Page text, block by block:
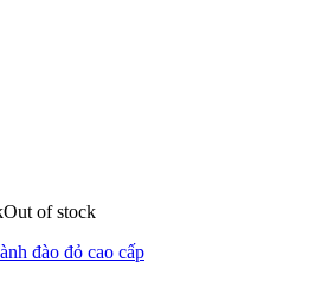
Out of stock